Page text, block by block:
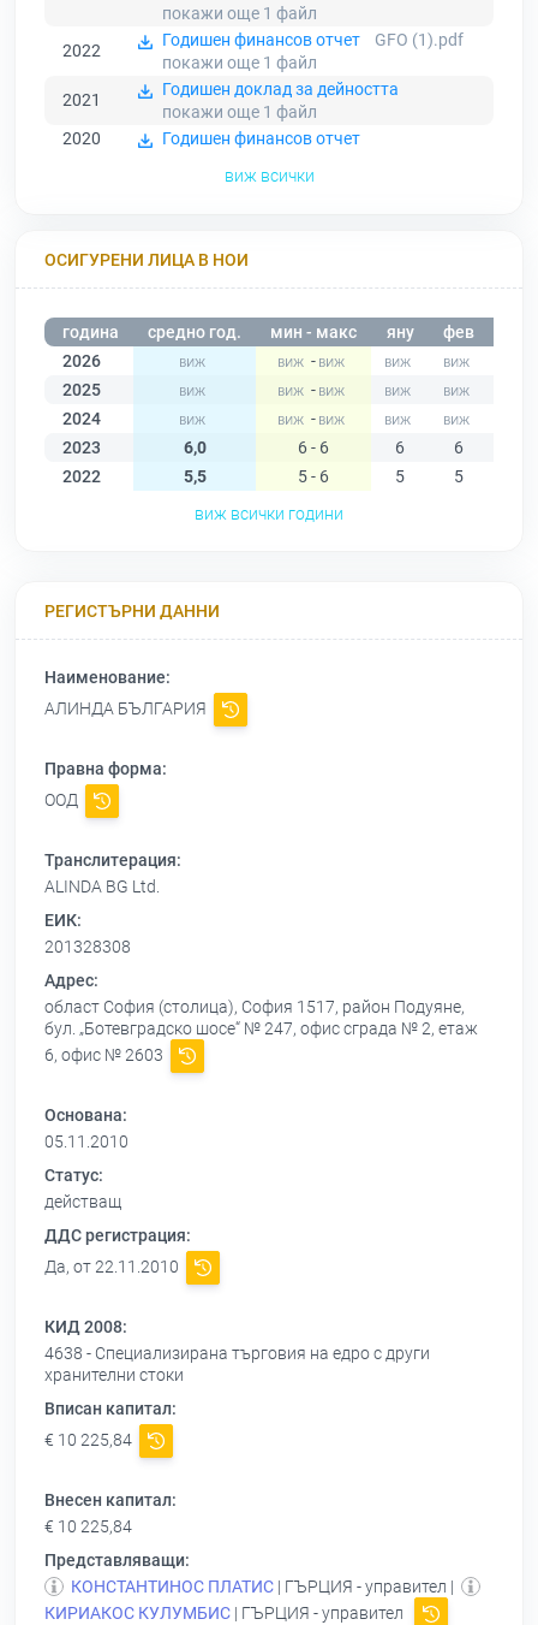
покажи още 1 файл
2022
Годишен финансов отчет
GFO (1).pdf
покажи още 1 файл
2021
Годишен доклад за дейността
покажи още 1 файл
2020
Годишен финансов отчет
виж всички
ОСИГУРЕНИ ЛИЦА В НОИ
година средно год. мин - макс яну фев
2026
-
2025
-
2024
-
2023
6,0 6 - 6 6 6
2022
5,5 5 - 6 5 5
виж всички години
РЕГИСТЪРНИ ДАННИ
Наименование:
АЛИНДА БЪЛГАРИЯ
Правна форма:
ООД
Транслитерация:
ALINDA BG Ltd.
ЕИК:
201328308
Адрес:
област София (столица), София 1517, район Подуяне,
бул. „Ботевградско шосе“ № 247, офис сграда № 2, етаж
6, офис № 2603
Основана:
05.11.2010
Статус:
действащ
ДДС регистрация:
Да, от 22.11.2010
КИД 2008:
4638 - Специализирана търговия на едро с други
хранителни стоки
Вписан капитал:
€ 10 225,84
Внесен капитал:
€ 10 225,84
Представляващи:
КОНСТАНТИНОС ПЛАТИС | ГЪРЦИЯ - управител |
КИРИАКОС КУЛУМБИС | ГЪРЦИЯ - управител